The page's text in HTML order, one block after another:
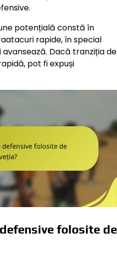
potențială constă în
rapide, în special
Dacă tranziția de
pot fi expuși
folosite de